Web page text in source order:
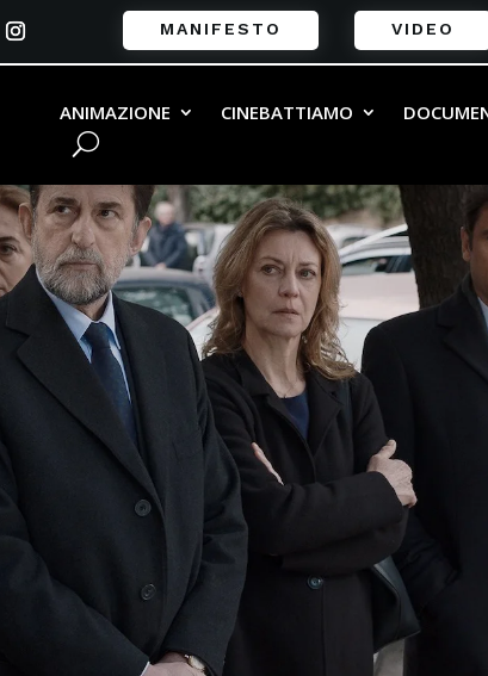
MANIFESTO VIDEO
ANIMAZIONE CINEBATTIAMO